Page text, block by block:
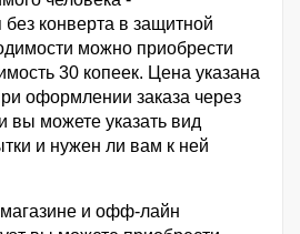
конверта в защитной
можно приобрести
30 копеек. Цена указана
оформлении заказа через
вы можете указать вид
и нужен ли вам к ней
и офф-лайн